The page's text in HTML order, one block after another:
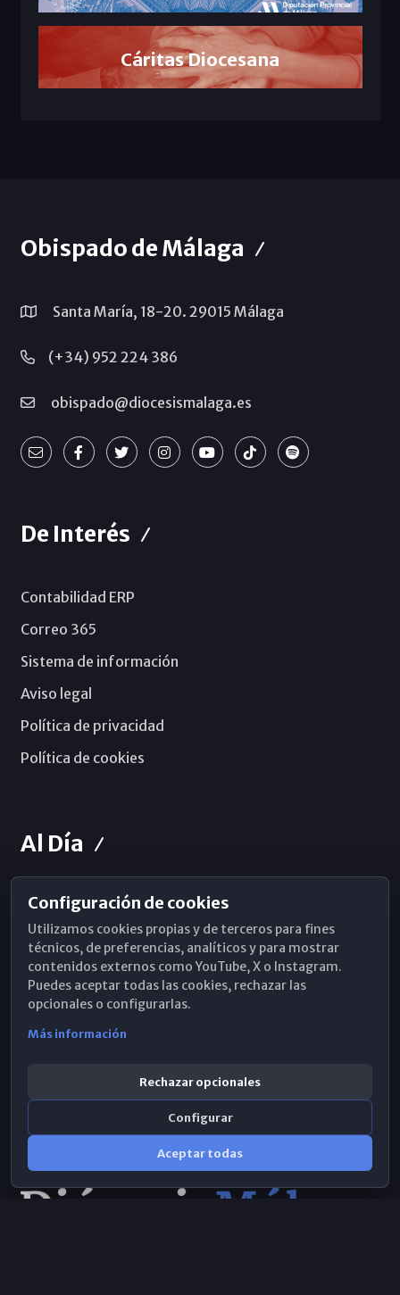
Cáritas Diocesana
Obispado de Málaga
Santa María, 18-20. 29015 Málaga
(+34) 952 224 386
obispado@diocesismalaga.es
De Interés
Contabilidad ERP
Correo 365
Sistema de información
Aviso legal
Política de privacidad
Política de cookies
Al Día
Horarios de Misa
Hemeroteca
WhatsApp
Configuración de cookies
Utilizamos cookies propias y de terceros para fines
técnicos, de preferencias, analíticos y para mostrar
contenidos externos como YouTube, X o Instagram.
Puedes aceptar todas las cookies, rechazar las
opcionales o configurarlas.
Más información
Rechazar opcionales
Configurar
Aceptar todas